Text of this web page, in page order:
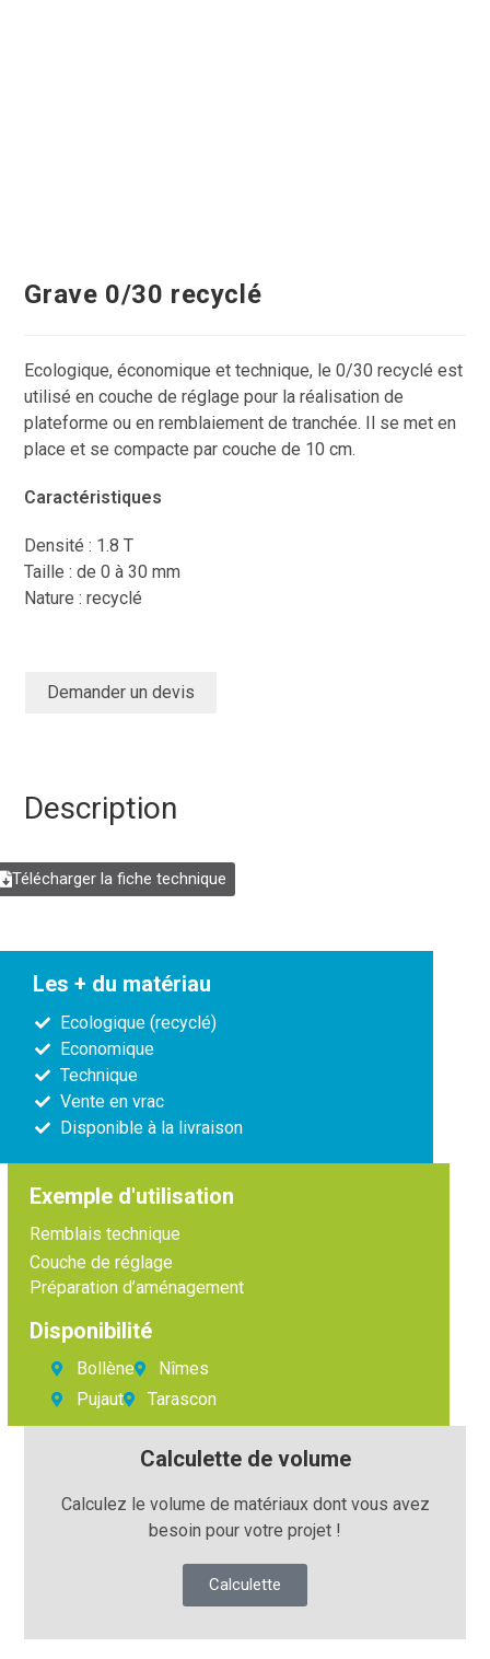
Grave 0/30 recyclé
Ecologique, économique et technique, le 0/30 recyclé est
utilisé en couche de réglage pour la réalisation de
plateforme ou en remblaiement de tranchée. Il se met en
place et se compacte par couche de 10 cm.
Caractéristiques
Densité : 1.8 T
Taille : de 0 à 30 mm
Nature : recyclé
Demander un devis
Description
Télécharger la fiche technique
Les + du matériau
Ecologique (recyclé)
Economique
Technique
Vente en vrac
Disponible à la livraison
Exemple d'utilisation
Remblais technique
Couche de réglage
Préparation d’aménagement
Disponibilité
Bollène
Nîmes
Pujaut
Tarascon
Calculette de volume
Calculez le volume de matériaux dont vous avez
besoin pour votre projet !
Calculette